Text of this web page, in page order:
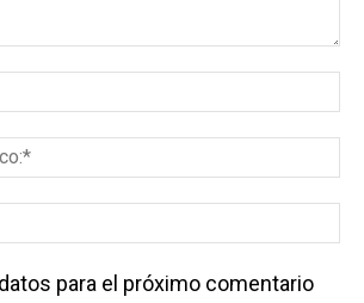
para el próximo comentario